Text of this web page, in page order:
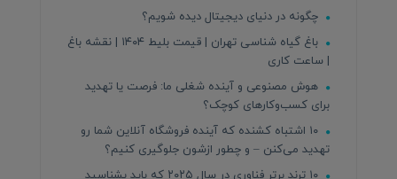
چگونه در دنیای دیجیتال دیده شویم؟
باغ گیاه شناسی تهران | قیمت بلیط ۱۴۰۴ | نقشه باغ
| ساعت کاری
هوش مصنوعی و آینده شغلی ما: فرصت یا تهدید
برای کسب‌وکارهای کوچک؟
۱۰ اشتباه کشنده که آینده فروشگاه آنلاین شما رو
تهدید می‌کنن – و چطور ازشون جلوگیری کنیم؟